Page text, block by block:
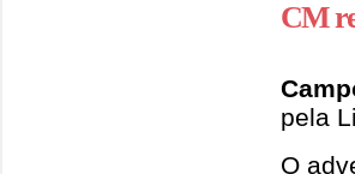
CM
pela
O